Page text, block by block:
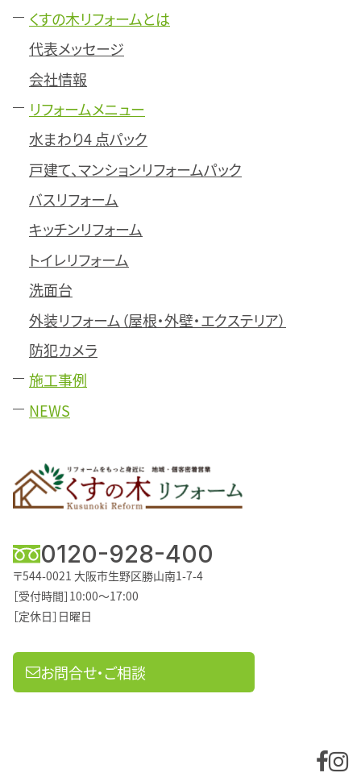
0120-928-400
〒544-0021 大阪市生野区勝山南1-7-4
［受付時間］10:00～17:00
［定休日］日曜日
お問合せ・ご相談
くすの木リフォームとは
代表メッセージ
会社情報
リフォームメニュー
水まわり4 点パック
戸建て、マンションリフォームパック
バスリフォーム
キッチンリフォーム
トイレリフォーム
洗面台
外装リフォーム（屋根・外壁・エクステリア）
防犯カメラ
施工事例
NEWS